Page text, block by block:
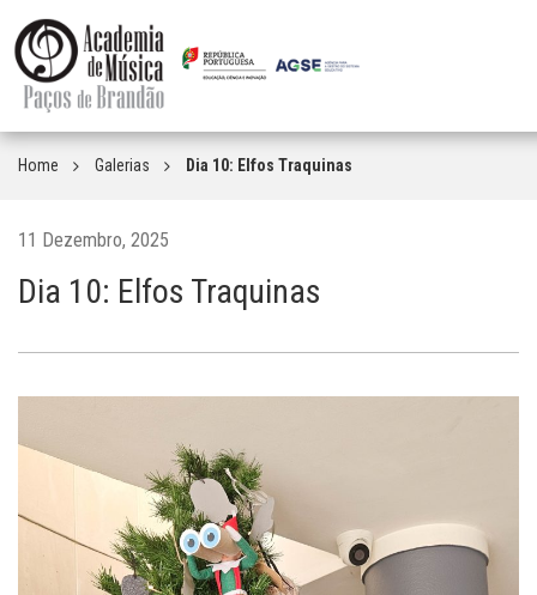
Home Galerias Dia 10: Elfos Traquinas
11 Dezembro, 2025
Dia 10: Elfos Traquinas